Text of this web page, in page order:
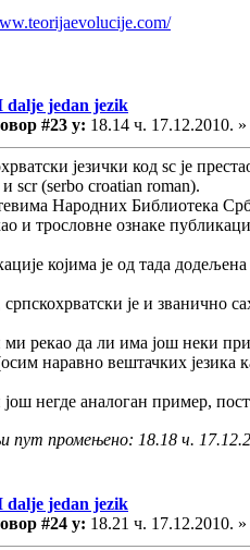
dalje jedan jezik
#23 у: 18.14 ч. 17.12.2010. »
језички код sc је
scr (serbo croatian roman).
Народних Библиотека
и трословне ознаке
којима је од тада
је и званично
рекао да ли има још неки
наравно вештачких језика
негде аналоган пример,
пут промењено: 18.18 ч.
dalje jedan jezik
#24 у: 18.21 ч. 17.12.2010. »